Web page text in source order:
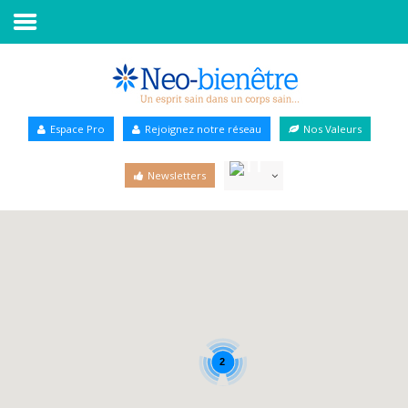
Annuaire Bien-être
Espace Pro Rejoignez notre réseau Nos Valeurs
Newsletters
2